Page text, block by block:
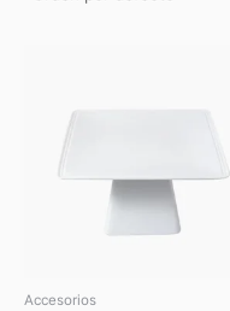
Accesorios